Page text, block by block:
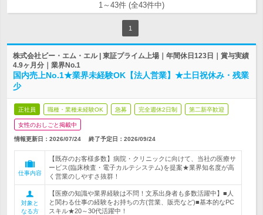
1～43件 (全43件中)
1
株式会社ビー・エム・エル | 東証プライム上場｜年間休日123日｜賞与実績
4.9ヶ月分｜業界No.1
国内売上No.1★業界未経験OK【法人営業】★土日祝休み・残業
少
正社員 職種・業種未経験OK 急募 完全週休2日制 第二新卒歓迎
女性のおしごと掲載中
情報更新日：2026/07/24 終了予定日： 2026/09/24
仕事内容
【既存のお客様多数】病院・クリニックに向けて、当社の医療サ
ービス(臨床検査・電子カルテシステム)を提案★業界知名度が高
く営業のしやすさ抜群！
対象と
なる方
【医療の知識や業界経験は不問！文系出身者も多数活躍中】■人
と関わる仕事の経験をお持ちの方(営業、販売など)■基本的なPC
スキル★20～30代活躍中！